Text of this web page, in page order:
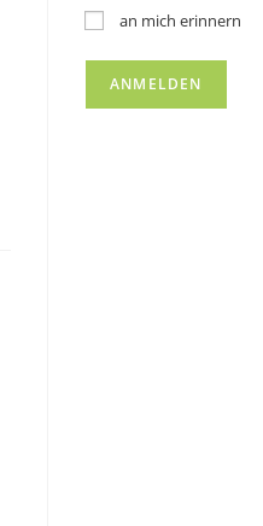
an mich erinnern